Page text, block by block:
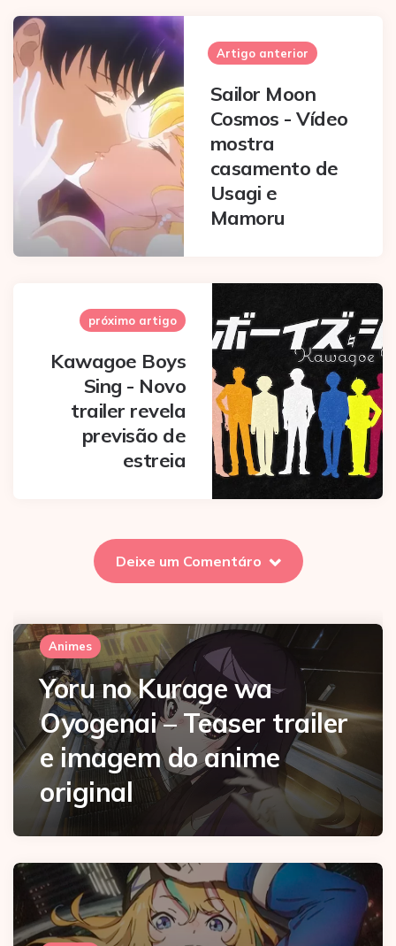
Post
navigation
Artigo anterior
Sailor Moon
Cosmos - Vídeo
mostra
casamento de
Usagi e
Mamoru
próximo artigo
Kawagoe Boys
Sing - Novo
trailer revela
previsão de
estreia
Deixe um Comentáro
Animes
Yoru no Kurage wa
Oyogenai – Teaser trailer
e imagem do anime
original